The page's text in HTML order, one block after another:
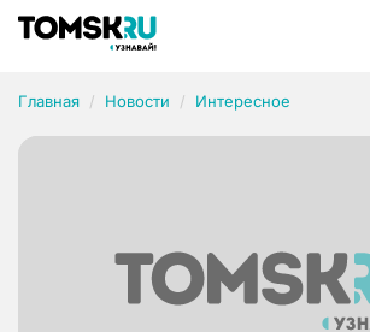
Главная Новости Интересное